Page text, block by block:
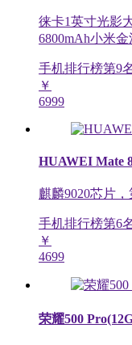
徕卡1英寸光影
6800mAh小米
手机排行榜第9
￥
6999
HUAWEI Mate
麒麟9020芯片
手机排行榜第6
￥
4699
荣耀500